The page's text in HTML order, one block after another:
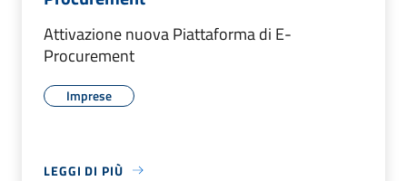
Attivazione nuova Piattaforma di E-
Procurement
Imprese
LEGGI DI PIÙ